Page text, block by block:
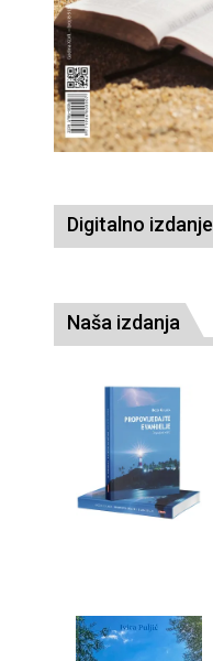
Digitalno izdanje
Naša izdanja